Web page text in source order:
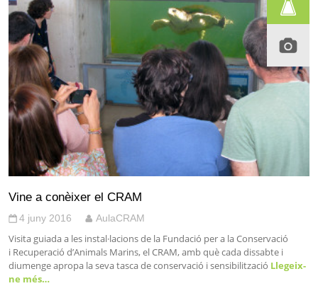
Vine a conèixer el CRAM
4 juny 2016 AulaCRAM
Visita guiada a les instal·lacions de la Fundació per a la Conservació
i Recuperació d’Animals Marins, el CRAM, amb què cada dissabte i
diumenge apropa la seva tasca de conservació i sensibilització Llegeix-
ne més…